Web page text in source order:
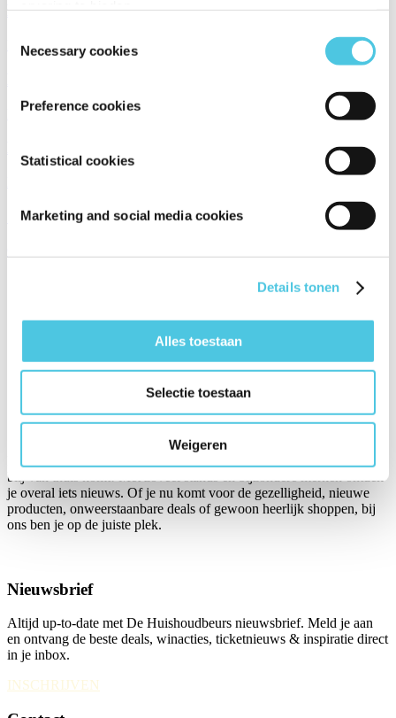
Necessary cookies
Preference cookies
Statistical cookies
Marketing and social media cookies
Details tonen
Alles toestaan
Selectie toestaan
Weigeren
DIY: oogschaduw langer laten zitten
DIY
DIY
Styling Tip: Zomer en winter interieur
28
29
Over ons
Huishoudbeurs 2027, van 20 t/m 27 februari, is hét dagje uit waar je
blij van thuis komt! Met zoveel stands en bijzondere merken ontdek
je overal iets nieuws. Of je nu komt voor de gezelligheid, nieuwe
producten, onweerstaanbare deals of gewoon heerlijk shoppen, bij
ons ben je op de juiste plek.
Nieuwsbrief
Altijd up-to-date met De Huishoudbeurs nieuwsbrief. Meld je aan
en ontvang de beste deals, winacties, ticketnieuws & inspiratie direct
in je inbox.
INSCHRIJVEN